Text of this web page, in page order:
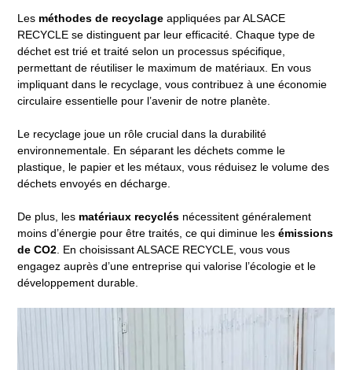
Les méthodes de recyclage appliquées par ALSACE
RECYCLE se distinguent par leur efficacité. Chaque type de
déchet est trié et traité selon un processus spécifique,
permettant de réutiliser le maximum de matériaux. En vous
impliquant dans le recyclage, vous contribuez à une économie
circulaire essentielle pour l’avenir de notre planète.
Le recyclage joue un rôle crucial dans la durabilité
environnementale. En séparant les déchets comme le
plastique, le papier et les métaux, vous réduisez le volume des
déchets envoyés en décharge.
De plus, les matériaux recyclés nécessitent généralement
moins d’énergie pour être traités, ce qui diminue lesémissions
de CO2 . En choisissant ALSACE RECYCLE, vous vous
engagez auprès d’une entreprise qui valorise l’écologie et le
développement durable.